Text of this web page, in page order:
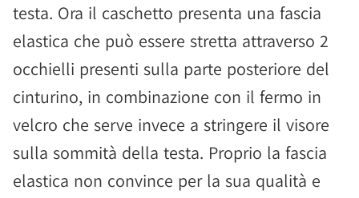
testa. Ora il caschetto presenta una fascia
elastica che può essere stretta attraverso 2
occhielli presenti sulla parte posteriore del
cinturino, in combinazione con il fermo in
velcro che serve invece a stringere il visore
sulla sommità della testa. Proprio la fascia
elastica non convince per la sua qualità e